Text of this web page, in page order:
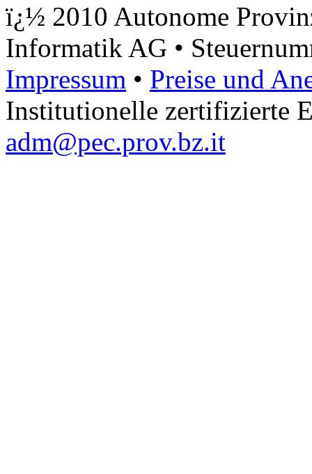
ï¿½ 2010 Autonome
Informatik AG •
Impressum • Preise und
Institutionelle zertifizierte
adm@pec.prov.bz.it